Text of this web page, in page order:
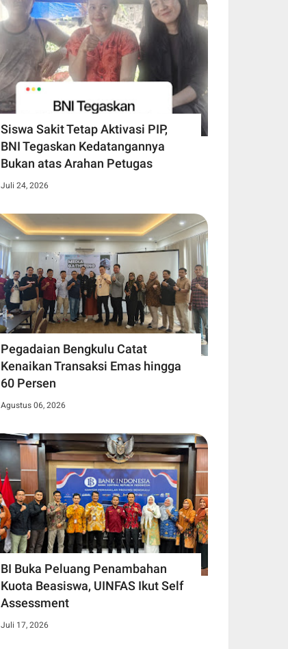
Siswa Sakit Tetap Aktivasi PIP,
BNI Tegaskan Kedatangannya
Bukan atas Arahan Petugas
Juli 24, 2026
Pegadaian Bengkulu Catat
Kenaikan Transaksi Emas hingga
60 Persen
Agustus 06, 2026
BI Buka Peluang Penambahan
Kuota Beasiswa, UINFAS Ikut Self
Assessment
Juli 17, 2026